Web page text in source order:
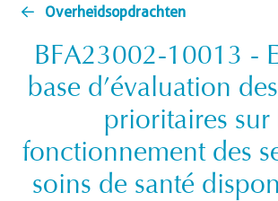
Overheidsopdrachten
BFA23002-10013 -
base d’évaluation
prioritaires sur
fonctionnement des
soins de santé